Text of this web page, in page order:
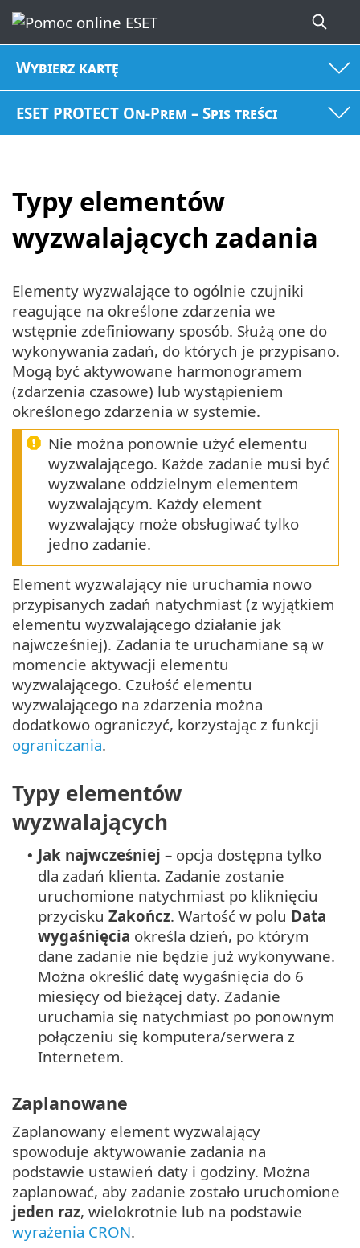
Wybierz kartę
ESET PROTECT On-Prem – Spis treści
Typy elementów
wyzwalających zadania
Elementy wyzwalające to ogólnie czujniki
reagujące na określone zdarzenia we
wstępnie zdefiniowany sposób. Służą one do
wykonywania zadań, do których je przypisano.
Mogą być aktywowane harmonogramem
(zdarzenia czasowe) lub wystąpieniem
określonego zdarzenia w systemie.
Nie można ponownie użyć elementu
wyzwalającego. Każde zadanie musi być
wyzwalane oddzielnym elementem
wyzwalającym. Każdy element
wyzwalający może obsługiwać tylko
jedno zadanie.
Element wyzwalający nie uruchamia nowo
przypisanych zadań natychmiast (z wyjątkiem
elementu wyzwalającego działanie jak
najwcześniej). Zadania te uruchamiane są w
momencie aktywacji elementu
wyzwalającego. Czułość elementu
wyzwalającego na zdarzenia można
dodatkowo ograniczyć, korzystając z funkcji
ograniczania.
Typy elementów
wyzwalających
• Jak najwcześniej – opcja dostępna tylko
dla zadań klienta. Zadanie zostanie
uruchomione natychmiast po kliknięciu
przycisku Zakończ. Wartość w polu Data
wygaśnięcia określa dzień, po którym
dane zadanie nie będzie już wykonywane.
Można określić datę wygaśnięcia do 6
miesięcy od bieżącej daty. Zadanie
uruchamia się natychmiast po ponownym
połączeniu się komputera/serwera z
Internetem.
Zaplanowane
Zaplanowany element wyzwalający
spowoduje aktywowanie zadania na
podstawie ustawień daty i godziny. Można
zaplanować, aby zadanie zostało uruchomione
jeden raz, wielokrotnie lub na podstawie
wyrażenia CRON.